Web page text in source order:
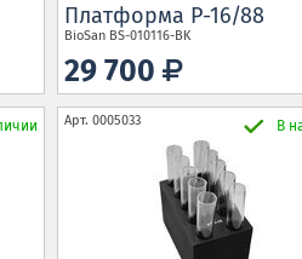
Платформа P-16/88
BioSan BS-010116-BK
29 700
Арт. 0005033 В